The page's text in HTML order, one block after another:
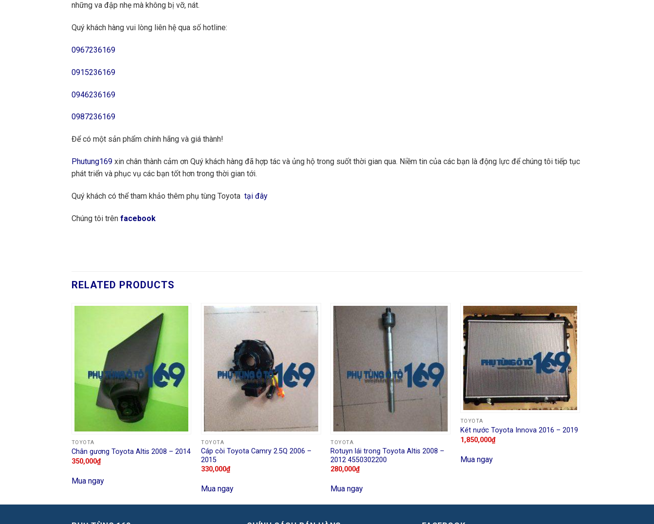
những va đập nhẹ mà không bị vỡ, nát.
Quý khách hàng vui lòng liên hệ qua số hotline:
0967236169
0915236169
0946236169
0987236169
Để có một sản phẩm chính hãng và giá thành!
Phutung169 xin chân thành cảm ơn Quý khách hàng đã hợp tác và ủng hộ trong suốt thời gian qua. Niềm tin của các bạn là động lực để chúng tôi tiếp tục
phát triển và phục vụ các bạn tốt hơn trong thời gian tới.
Quý khách có thể tham khảo thêm phụ tùng Toyota tại đây
Chúng tôi trên facebook
RELATED PRODUCTS
TOYOTA
Chân gương Toyota Altis 2008 – 2014
350,000₫
Mua ngay
TOYOTA
Cáp còi Toyota Camry 2.5Q 2006 –
2015
330,000₫
Mua ngay
TOYOTA
Rotuyn lái trong Toyota Altis 2008 –
2012 4550302200
280,000₫
Mua ngay
TOYOTA
Két nước Toyota Innova 2016 – 2019
1,850,000₫
Mua ngay